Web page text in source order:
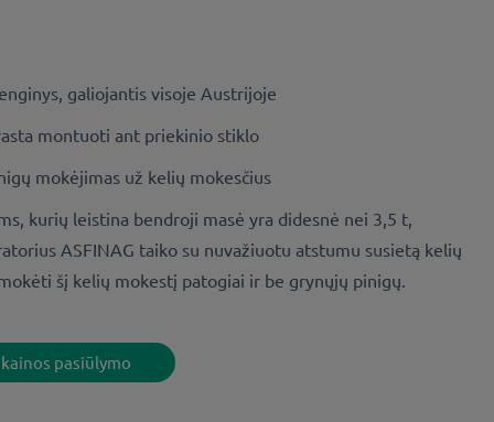
galiojantis visoje Austrijoje
montuoti ant priekinio stiklo
mokėjimas už kelių mokesčius
kurių leistina bendroji masė yra didesnė nei 3,5 t,
ASFINAG taiko su nuvažiuotu atstumu susietą kelių
šį kelių mokestį patogiai ir be grynųjų pinigų.
pasiūlymo